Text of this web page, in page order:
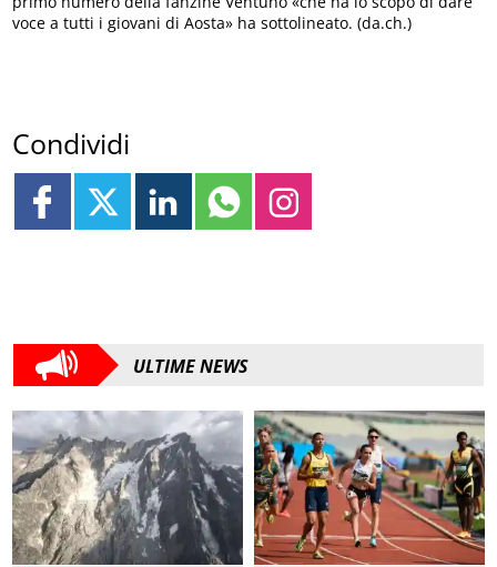
voce a tutti i giovani di Aosta» ha sottolineato. (da.ch.)
Condividi
ULTIME NEWS